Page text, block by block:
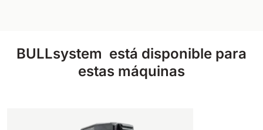
BULLsystem está disponible para
estas máquinas